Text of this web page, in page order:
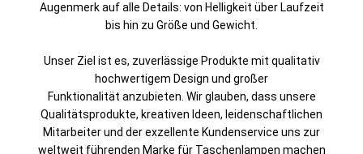
Augenmerk auf alle Details: von Helligkeit über Laufzeit
bis hin zu Größe und Gewicht.
Unser Ziel ist es, zuverlässige Produkte mit qualitativ
hochwertigem Design und großer
Funktionalität anzubieten. Wir glauben, dass unsere
Qualitätsprodukte, kreativen Ideen, leidenschaftlichen
Mitarbeiter und der exzellente Kundenservice uns zur
weltweit führenden Marke für Taschenlampen machen